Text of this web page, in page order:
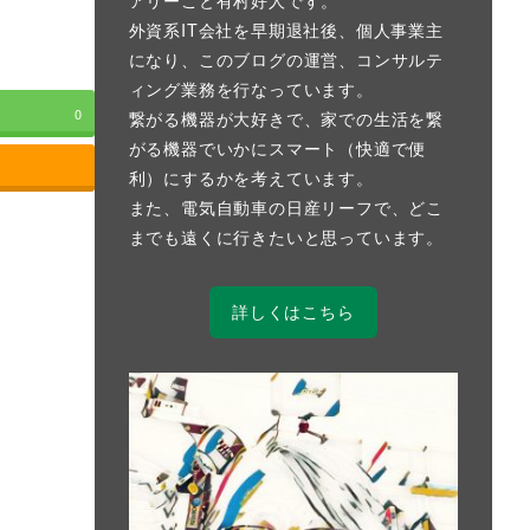
0
外資系IT会社を早期退社後、個人事業主
になり、このブログの運営、コンサルテ
ィング業務を行なっています。
繋がる機器が大好きで、家での生活を繋
がる機器でいかにスマート（快適で便
利）にするかを考えています。
また、電気自動車の日産リーフで、どこ
までも遠くに行きたいと思っています。
詳しくはこちら